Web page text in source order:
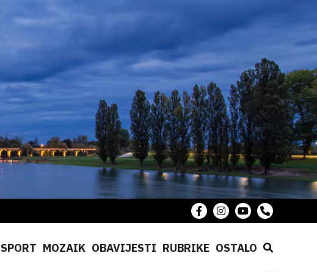
SPORT MOZAIK OBAVIJESTI RUBRIKE OSTALO